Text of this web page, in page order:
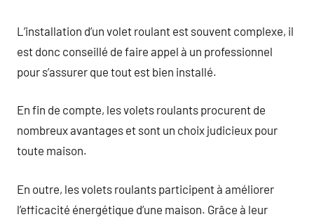
L’installation d’un volet roulant est souvent complexe, il
est donc conseillé de faire appel à un professionnel
pour s’assurer que tout est bien installé.
En fin de compte, les volets roulants procurent de
nombreux avantages et sont un choix judicieux pour
toute maison.
En outre, les volets roulants participent à améliorer
l’efficacité énergétique d’une maison. Grâce à leur